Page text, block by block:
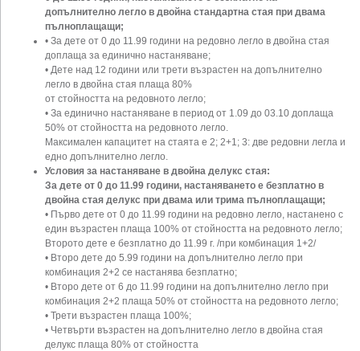
допълнително легло в двойна стандартна стая при двама
пълноплащащи;
• За дете от 0 до 11.99 години на редовно легло в двойна стая
доплаща за единично настаняване;
• Дете над 12 години или трети възрастен на допълнително
легло в двойна стая плаща 80%
от стойността на редовното легло;
• За единично настаняване в период от 1.09 до 03.10 доплаща
50% от стойността на редовното легло.
Максимален капацитет на стаята е 2; 2+1; 3: две редовни легла и
едно допълнително легло.
Условия за настаняване в двойна делукс стая:
За дете от 0 до 11.99 години, настаняването е безплатно в
двойна стая делукс при двама или трима пълноплащащи;
• Първо дете от 0 до 11.99 години на редовно легло, настанено с
един възрастен плаща 100% от стойността на редовното легло;
Второто дете е безплатно до 11.99 г. /при комбинация 1+2/
• Второ дете до 5.99 години на допълнително легло при
комбинация 2+2 се настанява безплатно;
• Второ дете от 6 до 11.99 години на допълнително легло при
комбинация 2+2 плаща 50% от стойността на редовното легло;
• Трети възрастен плаща 100%;
• Четвърти възрастен на допълнително легло в двойна стая
делукс плаща 80% от стойността